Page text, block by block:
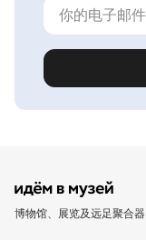
博物馆、展览及远足聚合器